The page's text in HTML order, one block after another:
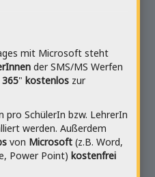
mit Microsoft steht
der SMS/MS Werfen
" kostenlos zur
pro SchülerIn bzw. LehrerIn
werden. Außerdem
von Microsoft (z.B. Word,
Power Point) kostenfrei